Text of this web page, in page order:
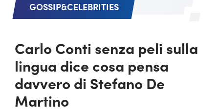
GOSSIP&CELEBRITIES
Carlo Conti senza peli sulla
lingua dice cosa pensa
davvero di Stefano De
Martino